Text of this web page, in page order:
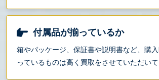
付属品が揃っているか
箱やパッケージ、保証書や説明書など、購
っているものは高く買取をさせていただいて